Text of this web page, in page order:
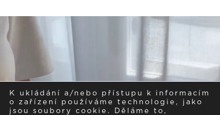
K ukládání a/nebo přístupu k informacím
o zařízení používáme technologie, jako
jsou soubory cookie. Děláme to,